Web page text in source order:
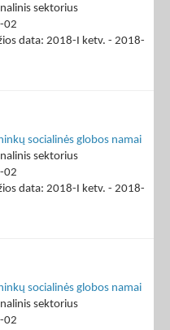
sektorius
02
data: 2018-I ketv. - 2018-
socialinės globos namai
sektorius
02
data: 2018-I ketv. - 2018-
socialinės globos namai
sektorius
02